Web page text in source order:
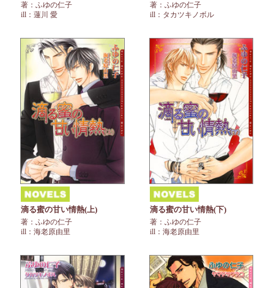
著：ふゆの仁子
ill：蓮川 愛
著：ふゆの仁子
ill：タカツキノボル
滴る蜜の甘い情熱(上)
著：ふゆの仁子
ill：海老原由里
滴る蜜の甘い情熱(下)
著：ふゆの仁子
ill：海老原由里